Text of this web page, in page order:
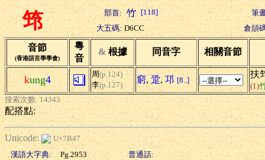
筇 部首: [118]
筆
大五碼: D6CC 倉頡
音節
(香港語言學學會)
粵
音
& 根據 同音字 相關音節
kung4 周(p.124)
李(p.127)
窮, 跫, 邛 [8..]
扶
(1)
搜索次數: 14343
配搭點:
Unicode:
U+7B47
漢語大字典:
Pg.2953 普通話: